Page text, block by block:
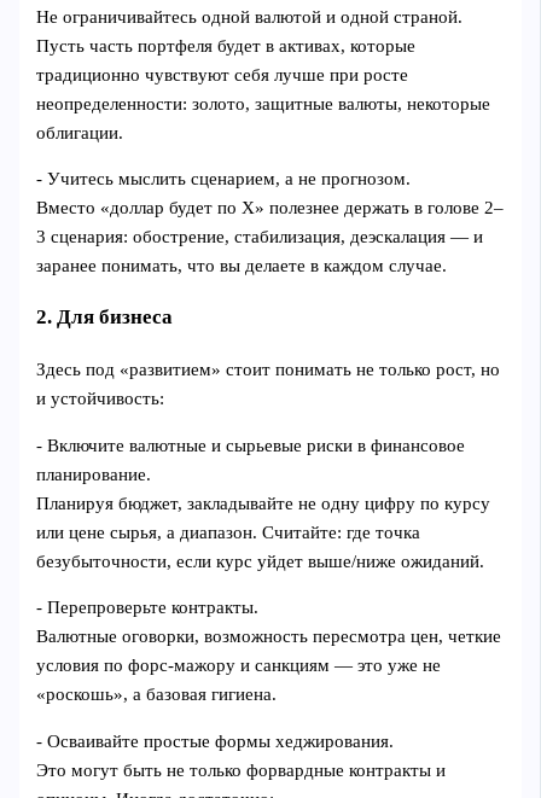
Не ограничивайтесь одной валютой и одной страной.
Пусть часть портфеля будет в активах, которые
традиционно чувствуют себя лучше при росте
неопределенности: золото, защитные валюты, некоторые
облигации.
- Учитесь мыслить сценарием, а не прогнозом.
Вместо «доллар будет по X» полезнее держать в голове 2–
3 сценария: обострение, стабилизация, деэскалация — и
заранее понимать, что вы делаете в каждом случае.
2. Для бизнеса
Здесь под «развитием» стоит понимать не только рост, но
и устойчивость:
- Включите валютные и сырьевые риски в финансовое
планирование.
Планируя бюджет, закладывайте не одну цифру по курсу
или цене сырья, а диапазон. Считайте: где точка
безубыточности, если курс уйдет выше/ниже ожиданий.
- Перепроверьте контракты.
Валютные оговорки, возможность пересмотра цен, четкие
условия по форс‑мажору и санкциям — это уже не
«роскошь», а базовая гигиена.
- Осваивайте простые формы хеджирования.
Это могут быть не только форвардные контракты и